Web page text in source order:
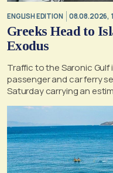
ENGLISH EDITION 08.08.2026,
Greeks Head to
Exodus
Traffic to the Saronic Gulf
passenger and car ferry
Saturday carrying an